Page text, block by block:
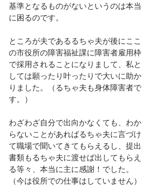
基準となるものがないというのは本当
に困るのです。
ところが夫であるるちゃ夫が後にここ
の市役所の障害福祉課に障害者雇用枠
で採用されることになりまして、私と
しては願ったり叶ったりで大いに助か
りました。（るちゃ夫も身体障害者で
す。）
わざわざ自分で出向かなくても、わか
らないことがあればるちゃ夫に言づけ
て職場で聞いてきてもらえるし、提出
書類もるちゃ夫に渡せば出してもらえ
る等々、本当に主に感謝！でした。
（今は役所での仕事はしていません）